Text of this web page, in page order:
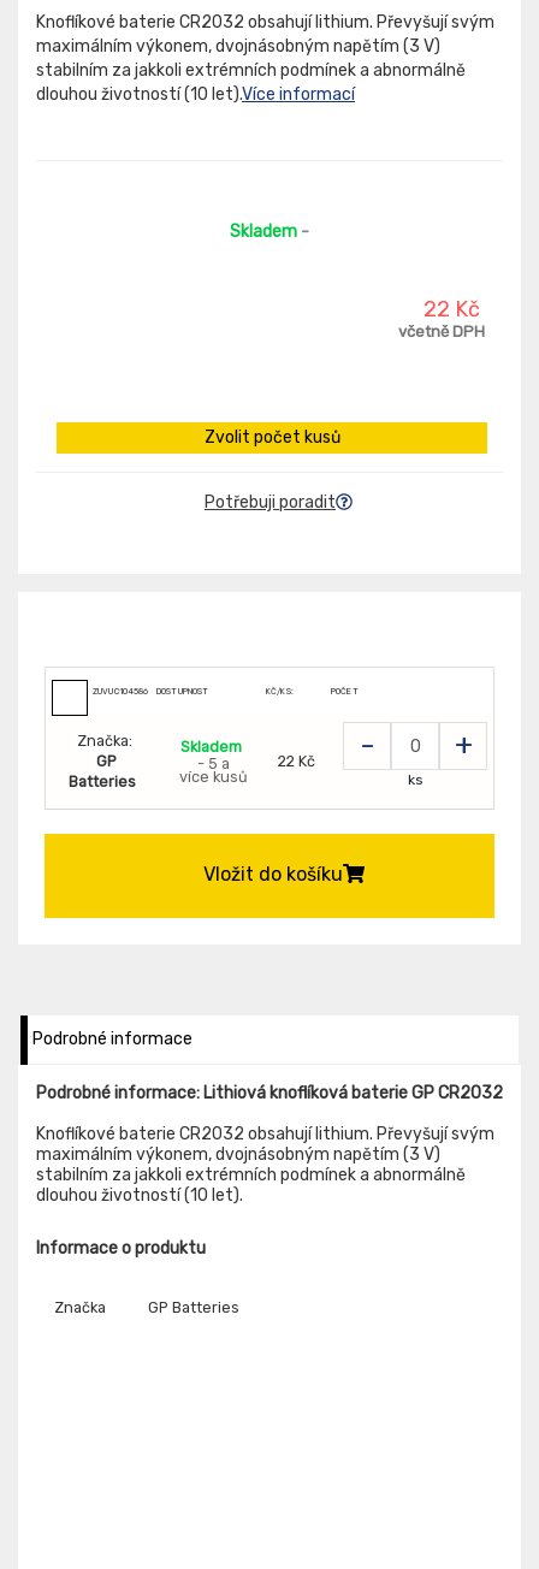
Knoflíkové baterie CR2032 obsahují lithium. Převyšují svým
maximálním výkonem, dvojnásobným napětím (3 V)
stabilním za jakkoli extrémních podmínek a abnormálně
dlouhou životností (10 let).Více informací
Skladem -
22 Kč
včetně DPH
Zvolit počet kusů
Potřebuji poradit
ZUVUC104586 DOSTUPNOST KČ/KS: POČET
Značka:
GP
Batteries
Skladem
- 5 a
více kusů
22 Kč - +
ks
Vložit do košíku
Podrobné informace
Podrobné informace: Lithiová knoflíková baterie GP CR2032
Knoflíkové baterie CR2032 obsahují lithium. Převyšují svým
maximálním výkonem, dvojnásobným napětím (3 V)
stabilním za jakkoli extrémních podmínek a abnormálně
dlouhou životností (10 let).
Informace o produktu
Značka GP Batteries